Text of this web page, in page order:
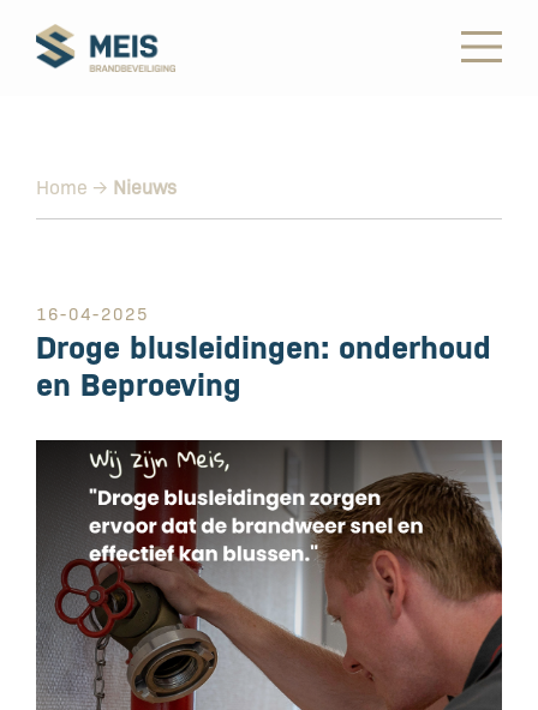
Home → Nieuws
16-04-2025
Droge blusleidingen: onderhoud
en Beproeving